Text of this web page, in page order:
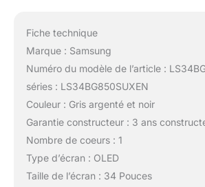
Fiche technique
Marque : Samsung
Numéro du modèle de l’article :
séries : LS34BG850SUXEN
Couleur : Gris argenté et noir
Garantie constructeur : 3 ans
Nombre de coeurs : 1
Type d’écran : OLED
Taille de l’écran : 34 Pouces